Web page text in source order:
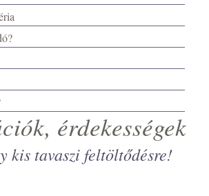
érdekességek
kis tavaszi feltöltődésre!